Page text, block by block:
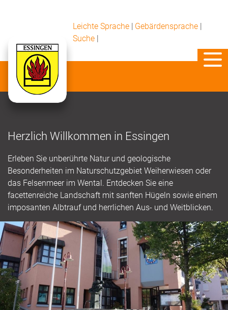
Leichte Sprache | Gebärdensprache |
Suche |
Herzlich Willkommen in Essingen
Erleben Sie unberührte Natur und geologische
Besonderheiten im Naturschutzgebiet Weiherwiesen oder
das Felsenmeer im Wental. Entdecken Sie eine
facettenreiche Landschaft mit sanften Hügeln sowie einem
imposanten Albtrauf und herrlichen Aus- und Weitblicken.